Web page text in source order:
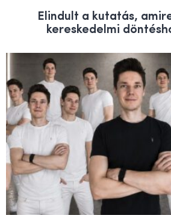
Elindult a kutatás,
kereskedelmi